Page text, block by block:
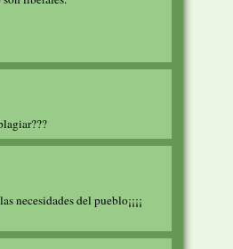
necesidades del pueblo¡¡¡¡